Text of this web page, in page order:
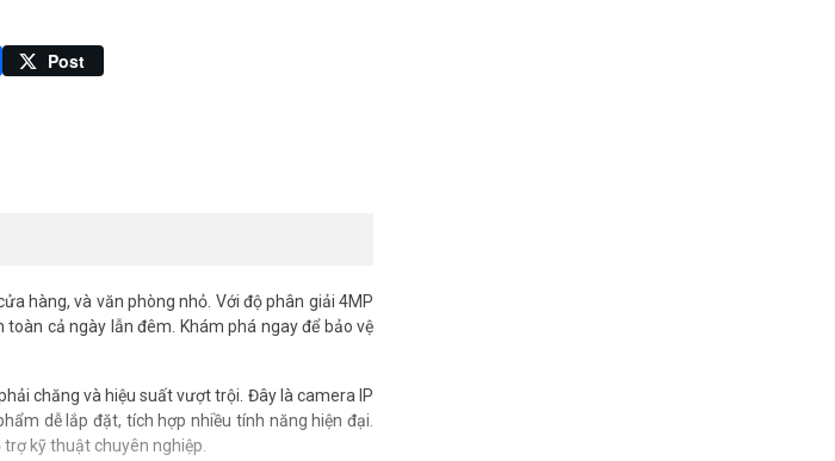
Post
hàng, và văn phòng nhỏ. Với độ phân giải 4MP
cả ngày lẫn đêm. Khám phá ngay để bảo vệ
chăng và hiệu suất vượt trội. Đây là camera IP
dễ lắp đặt, tích hợp nhiều tính năng hiện đại.
kỹ thuật chuyên nghiệp.